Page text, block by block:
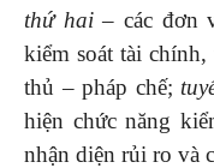
thứ hai – các đơn
kiểm soát tài
thủ – pháp chế;
hiện chức năng
nhận diện rủi ro và